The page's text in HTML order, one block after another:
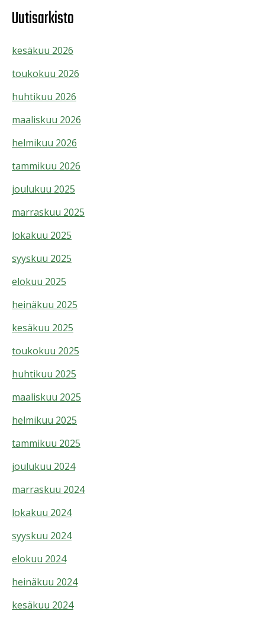
Uutisarkisto
kesäkuu 2026
toukokuu 2026
huhtikuu 2026
maaliskuu 2026
helmikuu 2026
tammikuu 2026
joulukuu 2025
marraskuu 2025
lokakuu 2025
syyskuu 2025
elokuu 2025
heinäkuu 2025
kesäkuu 2025
toukokuu 2025
huhtikuu 2025
maaliskuu 2025
helmikuu 2025
tammikuu 2025
joulukuu 2024
marraskuu 2024
lokakuu 2024
syyskuu 2024
elokuu 2024
heinäkuu 2024
kesäkuu 2024